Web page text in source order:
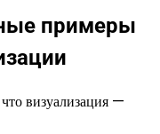
примеры
визуализация —